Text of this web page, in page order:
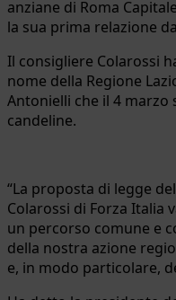
anziane di Roma
la sua prima relazione
Il consigliere Colarossi
nome della Regione
Antonielli che il 4 marzo
candeline.
“La proposta di legge
Colarossi di Forza Italia
un percorso comune e
della nostra azione
e, in modo particolare,